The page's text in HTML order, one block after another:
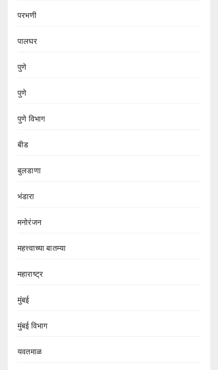
परभणी
पालघर
पुणे
पुणे
पुणे विभाग‌
बीड
बुलडाणा
भंडारा
मनोरंजन
महत्त्वाच्या बातम्या
महाराष्ट्र
मुंबई
मुंबई विभाग‌
यवतमाळ